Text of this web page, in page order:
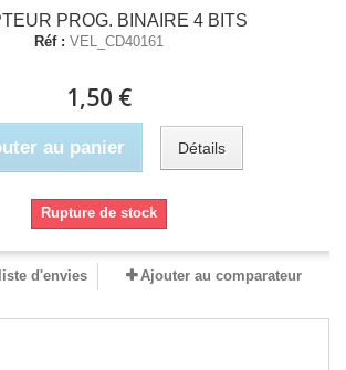
PROG. BINAIRE 4 BITS
Réf : VEL_CD40161
1,50 €
au panier Détails
Rupture de stock
d'envies Ajouter au comparateur